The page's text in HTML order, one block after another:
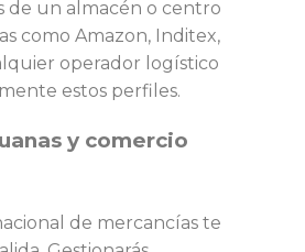
de un almacén o centro
como Amazon, Inditex,
operador logístico
estos perfiles.
y comercio
de mercancías te